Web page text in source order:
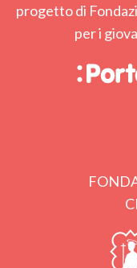
progetto di
per i